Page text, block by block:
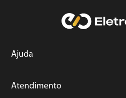
Ajuda
Atendimento